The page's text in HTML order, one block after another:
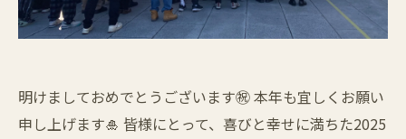
明けましておめでとうございます㊗️ 本年も宜しくお願い
申し上げます🎍 皆様にとって、喜びと幸せに満ちた2025